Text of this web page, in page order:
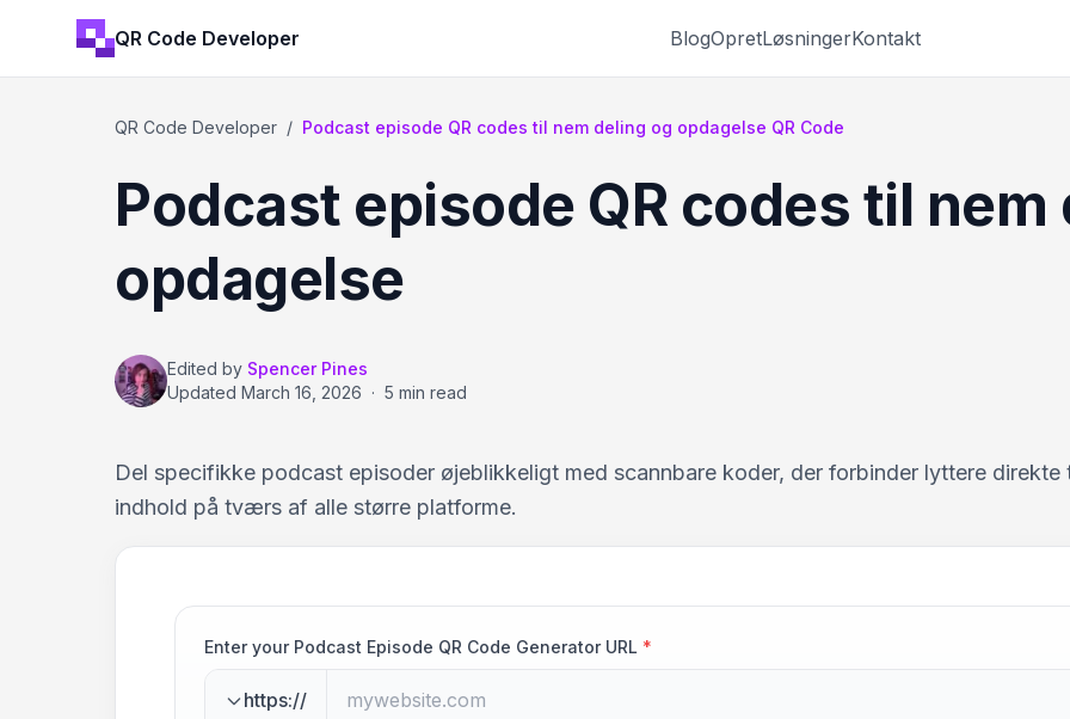
QR Code Developer BlogOpretLøsningerKontakt
QR Code Developer / Podcast episode QR codes til nem deling og opdagelse QR Code
Podcast episode QR codes til nem
opdagelse
Edited by Spencer Pines
Updated March 16, 2026 · 5 min read
Del specifikke podcast episoder øjeblikkeligt med scannbare koder, der forbinder lyttere direkte
indhold på tværs af alle større platforme.
Enter your Podcast Episode QR Code Generator URL *
https://